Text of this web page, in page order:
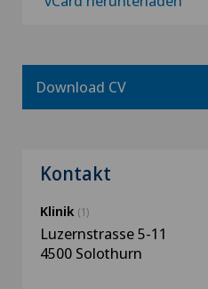
Download CV
Kontakt
Klinik (1)
Luzernstrasse 5-11
4500 Solothurn